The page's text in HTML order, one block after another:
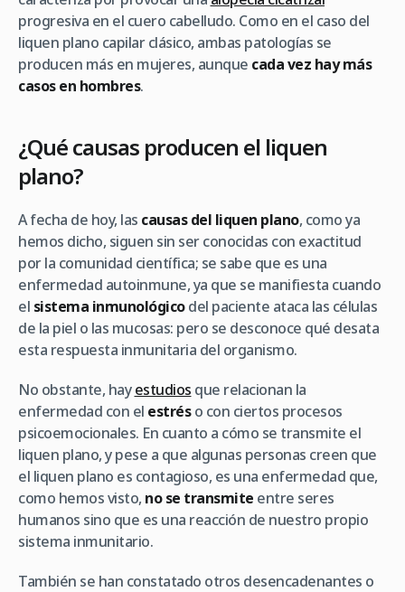
progresiva en el cuero cabelludo. Como en el caso del
liquen plano capilar clásico, ambas patologías se
producen más en mujeres, aunque cada vez hay más
casos en hombres.
¿Qué causas producen el liquen
plano?
A fecha de hoy, las causas del liquen plano, como ya
hemos dicho, siguen sin ser conocidas con exactitud
por la comunidad científica; se sabe que es una
enfermedad autoinmune, ya que se manifiesta cuando
el sistema inmunológicodel paciente ataca las células
de la piel o las mucosas: pero se desconoce qué desata
esta respuesta inmunitaria del organismo.
No obstante, hayestudios que relacionan la
enfermedad con el estréso con ciertos procesos
psicoemocionales. En cuanto a cómo se transmite el
liquen plano, y pese a que algunas personas creen que
el liquen plano es contagioso, es una enfermedad que,
como hemos visto, no se transmite entre seres
humanos sino que es una reacción de nuestro propio
sistema inmunitario.
También se han constatado otros desencadenantes o